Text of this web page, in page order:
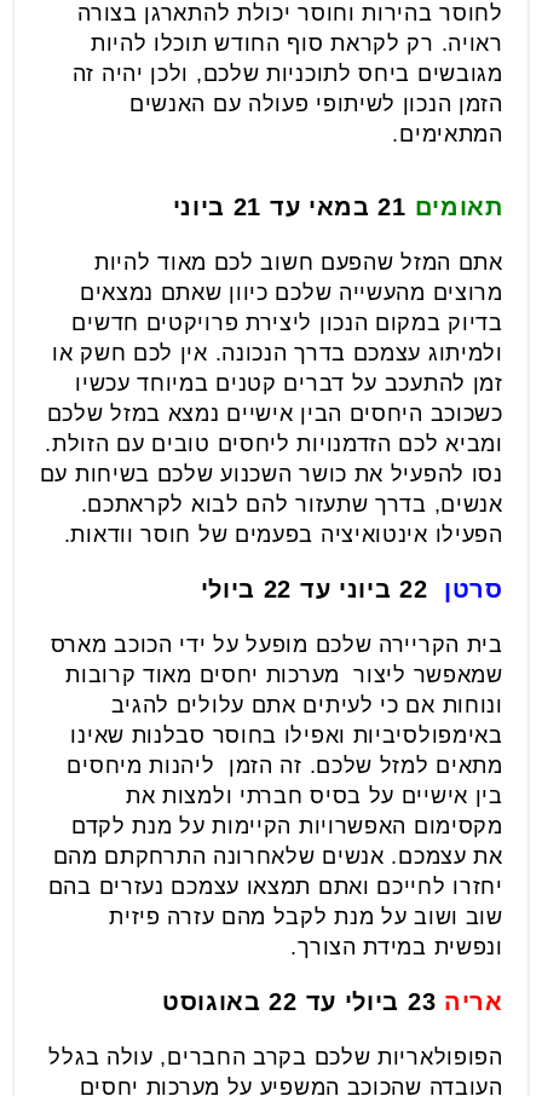
לחוסר בהירות וחוסר יכולת להתארגן בצורה
ראויה. רק לקראת סוף החודש תוכלו להיות
מגובשים ביחס לתוכניות שלכם, ולכן יהיה זה
הזמן הנכון לשיתופי פעולה עם האנשים
המתאימים.
תאומים 21 במאי עד 21 ביוני
אתם המזל שהפעם חשוב לכם מאוד להיות
מרוצים מהעשייה שלכם כיוון שאתם נמצאים
בדיוק במקום הנכון ליצירת פרויקטים חדשים
ולמיתוג עצמכם בדרך הנכונה. אין לכם חשק או
זמן להתעכב על דברים קטנים במיוחד עכשיו
כשכוכב היחסים הבין אישיים נמצא במזל שלכם
ומביא לכם הזדמנויות ליחסים טובים עם הזולת.
נסו להפעיל את כושר השכנוע שלכם בשיחות עם
אנשים, בדרך שתעזור להם לבוא לקראתכם.
הפעילו אינטואיציה בפעמים של חוסר וודאות.
סרטן
בית הקריירה שלכם מופעל על ידי הכוכב מארס
שמאפשר ליצור מערכות יחסים מאוד קרובות
ונוחות אם כי לעיתים אתם עלולים להגיב
באימפולסיביות ואפילו בחוסר סבלנות שאינו
מתאים למזל שלכם. זה הזמן ליהנות מיחסים
בין אישיים על בסיס חברתי ולמצות את
מקסימום האפשרויות הקיימות על מנת לקדם
את עצמכם. אנשים שלאחרונה התרחקתם מהם
יחזרו לחייכם ואתם תמצאו עצמכם נעזרים בהם
שוב ושוב על מנת לקבל מהם עזרה פיזית
ונפשית במידת הצורך.
אריה
הפופולאריות שלכם בקרב החברים, עולה בגלל
העובדה שהכוכב המשפיע על מערכות יחסים